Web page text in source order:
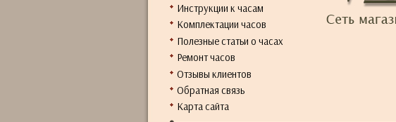
Инструкции к часам
Комплектации часов
Полезные статьи о часах
Ремонт часов
Отзывы клиентов
Обратная связь
Карта сайта